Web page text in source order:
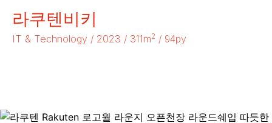
라쿠텐비키
IT & Technology / 2023 / 311m2 / 94py